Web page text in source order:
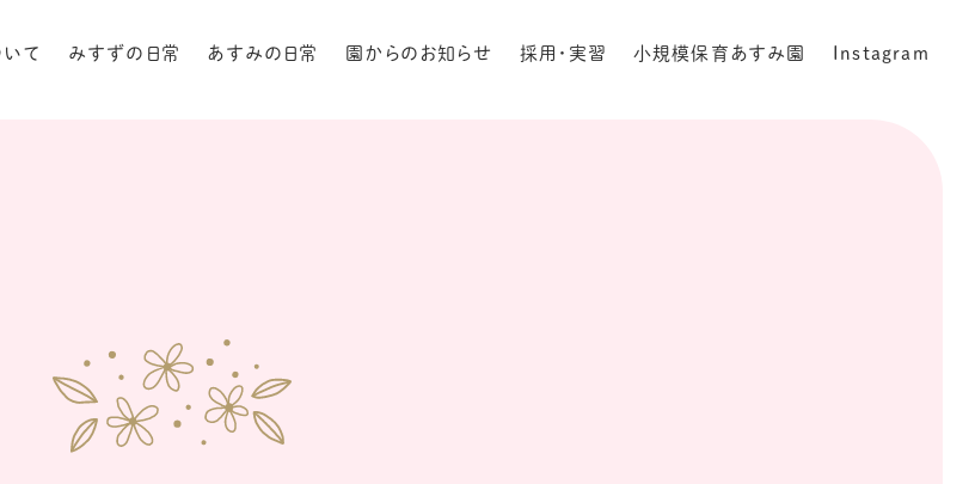
て みすずの日常 あすみの日常 園からのお知らせ 採用・実習 小規模保育あすみ園 Instagram